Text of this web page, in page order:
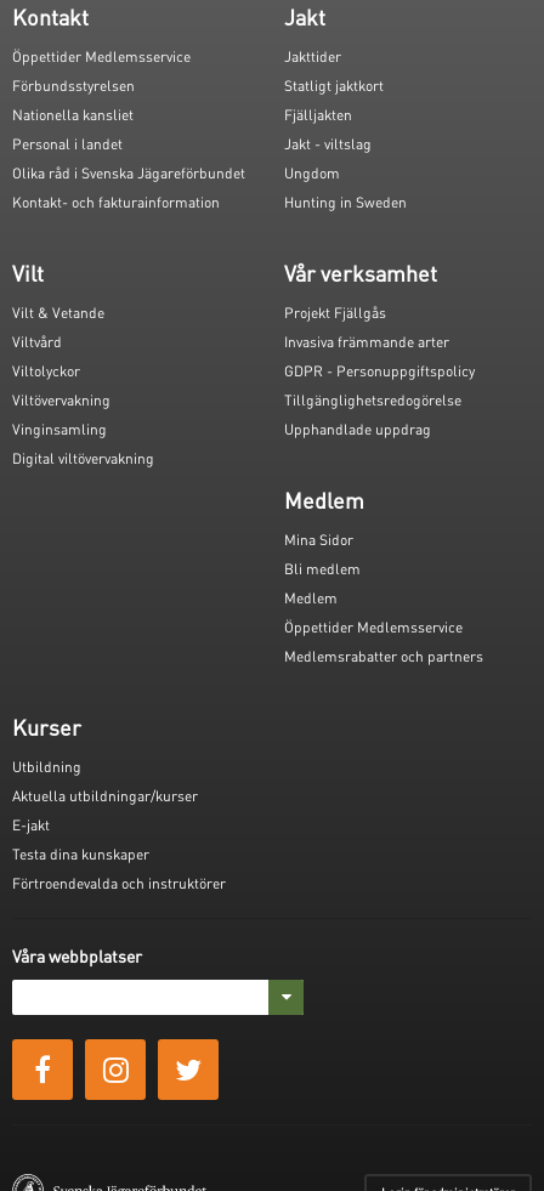
Kontakt
Öppettider Medlemsservice
Förbundsstyrelsen
Nationella kansliet
Personal i landet
Olika råd i Svenska Jägareförbundet
Kontakt- och fakturainformation
Jakt
Jakttider
Statligt jaktkort
Fjälljakten
Jakt - viltslag
Ungdom
Hunting in Sweden
Vilt
Vilt & Vetande
Viltvård
Viltolyckor
Viltövervakning
Vinginsamling
Digital viltövervakning
Vår verksamhet
Projekt Fjällgås
Invasiva främmande arter
GDPR - Personuppgiftspolicy
Tillgänglighetsredogörelse
Upphandlade uppdrag
Medlem
Mina Sidor
Bli medlem
Medlem
Öppettider Medlemsservice
Medlemsrabatter och partners
Kurser
Utbildning
Aktuella utbildningar/kurser
E-jakt
Testa dina kunskaper
Förtroendevalda och instruktörer
Våra webbplatser